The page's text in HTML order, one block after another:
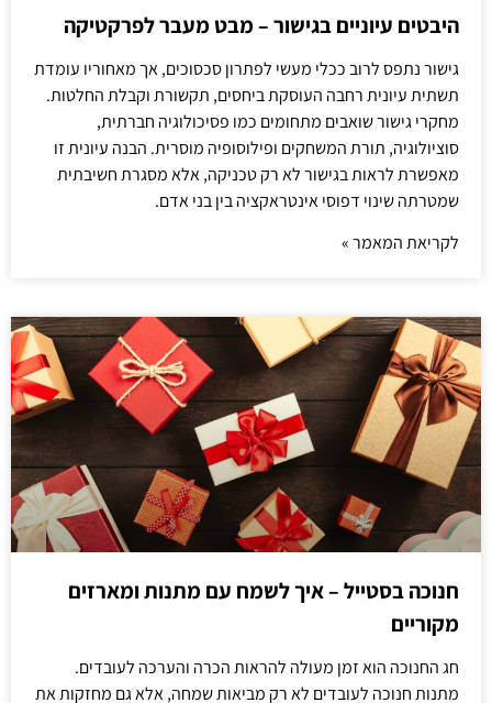
היבטים עיוניים בגישור – מבט מעבר לפרקטיקה
גישור נתפס לרוב ככלי מעשי לפתרון סכסוכים, אך מאחוריו עומדת
תשתית עיונית רחבה העוסקת ביחסים, תקשורת וקבלת החלטות.
מחקרי גישור שואבים מתחומים כמו פסיכולוגיה חברתית,
סוציולוגיה, תורת המשחקים ופילוסופיה מוסרית. הבנה עיונית זו
מאפשרת לראות בגישור לא רק טכניקה, אלא מסגרת חשיבתית
שמטרתה שינוי דפוסי אינטראקציה בין בני אדם.
לקריאת המאמר »
חנוכה בסטייל – איך לשמח עם מתנות ומארזים
מקוריים
חג החנוכה הוא זמן מעולה להראות הכרה והערכה לעובדים.
מתנות חנוכה לעובדים לא רק מביאות שמחה, אלא גם מחזקות את